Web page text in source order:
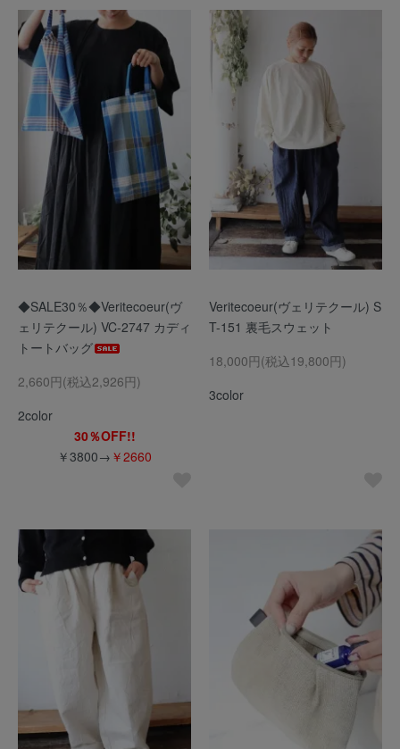
◆SALE30％◆Veritecoeur(ヴ
ェリテクール) VC-2747 カディ
トートバッグ
2,660円(税込2,926円)
2color
30％OFF!!
￥3800→ ￥2660
Veritecoeur(ヴェリテクール) S
T-151 裏毛スウェット
18,000円(税込19,800円)
3color